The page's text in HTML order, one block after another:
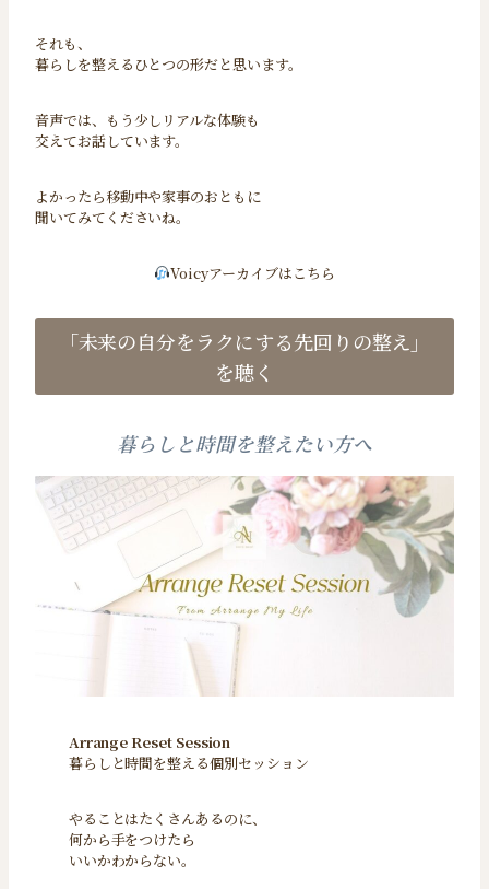
それも、
暮らしを整えるひとつの形だと思います。
音声では、もう少しリアルな体験も
交えてお話しています。
よかったら移動中や家事のおともに
聞いてみてくださいね。
Voicyアーカイブはこちら
「未来の自分をラクにする先回りの整え」
を聴く
暮らしと時間を整えたい方へ
Arrange Reset Session
暮らしと時間を整える個別セッション
やることはたくさんあるのに、
何から手をつけたら
いいかわからない。